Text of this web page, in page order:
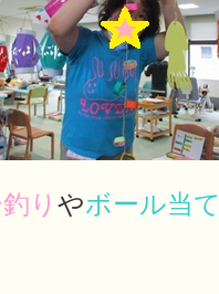
り やボール当て